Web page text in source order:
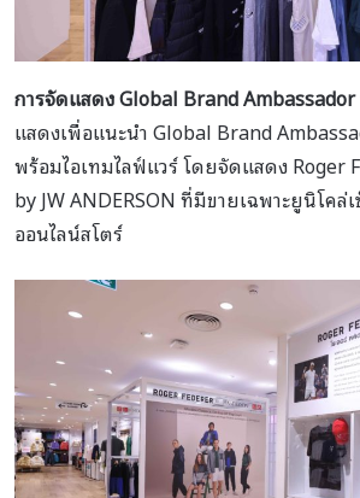
การจัดแสดง Global Brand
แสดงเพื่อแนะนำ Global Brand
พร้อมไอเทมไลฟ์แวร์ โดยจัดแสดง Roger
by JW ANDERSON ที่มีขายเฉพาะยูนิโคล่
ออนไลน์สโตร์